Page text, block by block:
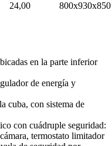
24,00 800x930x850
en la parte inferior
de energía y
cuba, con sistema de
con cuádruple seguridad:
termostato limitador